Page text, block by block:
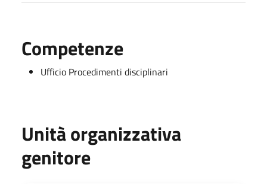
Competenze
Ufficio Procedimenti disciplinari
Unità organizzativa
genitore